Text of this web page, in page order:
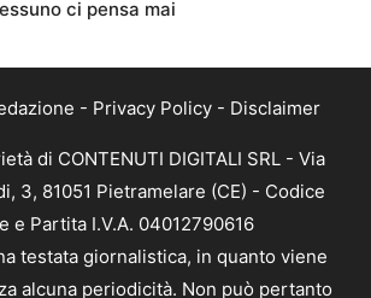
ci pensa mai
- Privacy Policy - Disclaimer
di CONTENUTI DIGITALI SRL - Via
3, 81051 Pietramelare (CE) - Codice
e Partita I.V.A. 04012790616
testata giornalistica, in quanto viene
alcuna periodicità. Non può pertanto